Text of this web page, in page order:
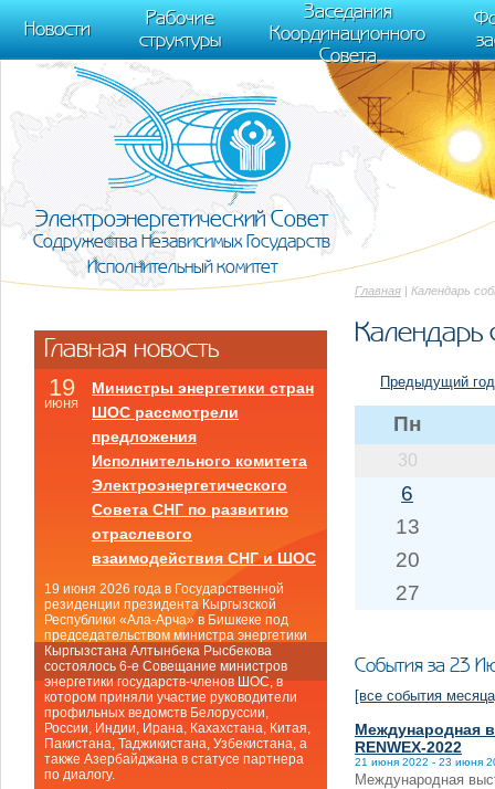
m[i].l=1*new Date(); for (var j = 0; j < document.scripts.length; j++) {if
[0],k.async=1,k.src=r,a.parentNode.insertBefore(k,a)}) (window,
trackLinks:true, accurateTrackBounce:true });
Новости
Рабочие
структуры
Заседания
Координационного
Совета
Электроэнергетический Совет
Содружества Независимых Государств
Исполнительный комитет
Главная | Календарь
Календарь
Предыдущий год
Пн
30
6
13
20
27
События за 23
[все события
Международная
RENWEX-2022
21 июня 2022 - 23 июня
Международная
Главная новость
19
июня
Министры энергетики стран
ШОС рассмотрели
предложения
Исполнительного комитета
Электроэнергетического
Совета СНГ по развитию
отраслевого
взаимодействия СНГ и ШОС
19 июня 2026 года в Государственной
резиденции президента Кыргызской
Республики «Ала-Арча» в Бишкеке под
председательством министра энергетики
Кыргызстана Алтынбека Рысбекова
состоялось 6-е Совещание министров
энергетики государств-членов ШОС, в
котором приняли участие руководители
профильных ведомств Белоруссии,
России, Индии, Ирана, Кахахстана, Китая,
Пакистана, Таджикистана, Узбекистана, а
также Азербайджана в статусе партнера
по диалогу.